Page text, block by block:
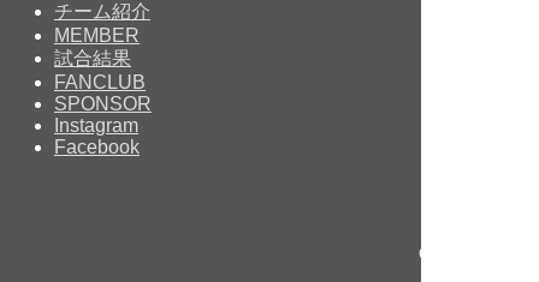
チーム紹介
MEMBER
試合結果
FANCLUB
SPONSOR
Instagram
Facebook
Copyright ©